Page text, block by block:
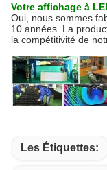
Votre affichage à
Oui, nous sommes
10 années. La
la compétitivité de
Les Étiquettes: